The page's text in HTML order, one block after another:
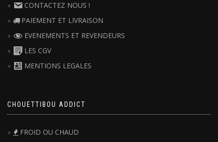
CONTACTEZ NOUS !
PAIEMENT ET LIVRAISON
EVENEMENTS ET REVENDEURS
LES CGV
MENTIONS LEGALES
CHOUETTIBOU ADDICT
FROID OU CHAUD